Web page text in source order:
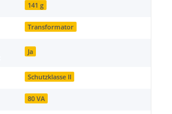
141 g
Transformator
Ja
Schutzklasse II
80 VA